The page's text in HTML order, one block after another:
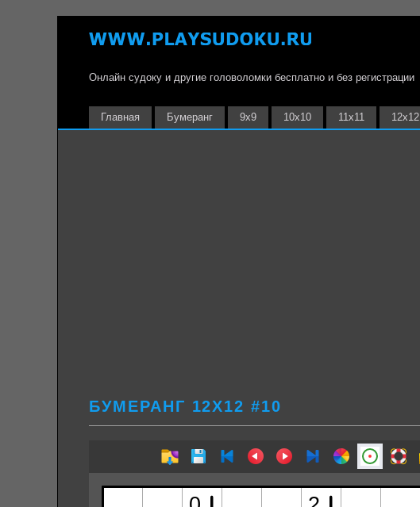
Онлайн судоку и другие головоломки бесплатно и без регистрации
Главная Бумеранг 9х9 10х10 11х11 12х12
БУМЕРАНГ 12Х12 #10